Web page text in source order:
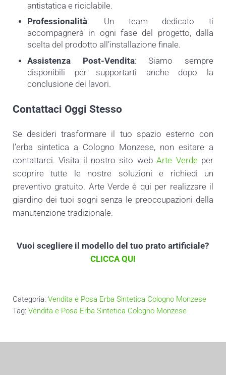
antistatica e riciclabile.
Professionalità: Un team dedicato ti
accompagnerà in ogni fase del progetto, dalla
scelta del prodotto all’installazione finale.
Assistenza Post-Vendita: Siamo sempre
disponibili per supportarti anche dopo la
conclusione dei lavori.
Contattaci Oggi Stesso
Se desideri trasformare il tuo spazio esterno con
l’erba sintetica a Cologno Monzese, non esitare a
contattarci. Visita il nostro sito webArte Verdeper
scoprire tutte le nostre soluzioni e richiedi un
preventivo gratuito. Arte Verde è qui per realizzare il
giardino dei tuoi sogni senza le preoccupazioni della
manutenzione tradizionale.
Vuoi scegliere il modello del tuo prato artificiale?
CLICCA QUI
Categoria: Vendita e Posa Erba Sintetica Cologno Monzese
Tag: Vendita e Posa Erba Sintetica Cologno Monzese